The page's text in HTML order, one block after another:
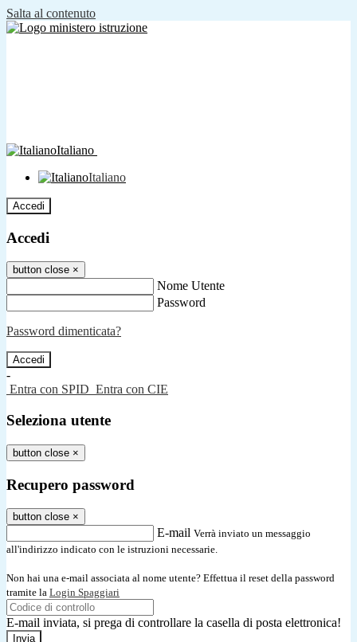
Salta al contenuto
Italiano
Italiano
Accedi
Accedi
button close ×
Nome Utente
Password
Password dimenticata?
-
Entra con SPID Entra con CIE
Seleziona utente
button close ×
Recupero password
button close ×
E-mail Verrà inviato un messaggio
all'indirizzo indicato con le istruzioni necessarie.
Non hai una e-mail associata al nome utente? Effettua il reset della password
tramite la Login Spaggiari
E-mail inviata, si prega di controllare la casella di posta elettronica!